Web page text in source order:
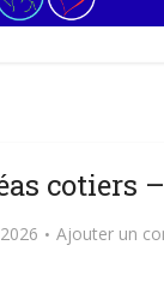
cotiers
Ajouter un